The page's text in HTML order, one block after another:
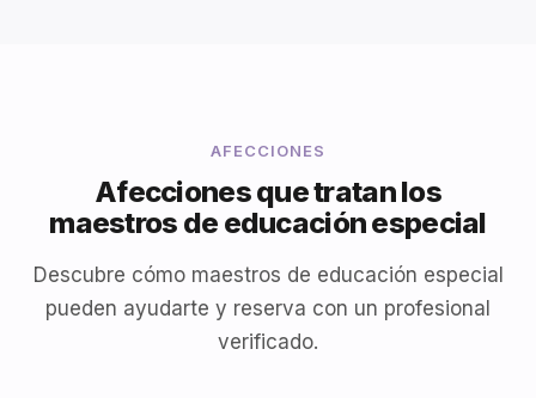
AFECCIONES
Afecciones que tratan los
maestros de educación especial
Descubre cómo maestros de educación especial
pueden ayudarte y reserva con un profesional
verificado.